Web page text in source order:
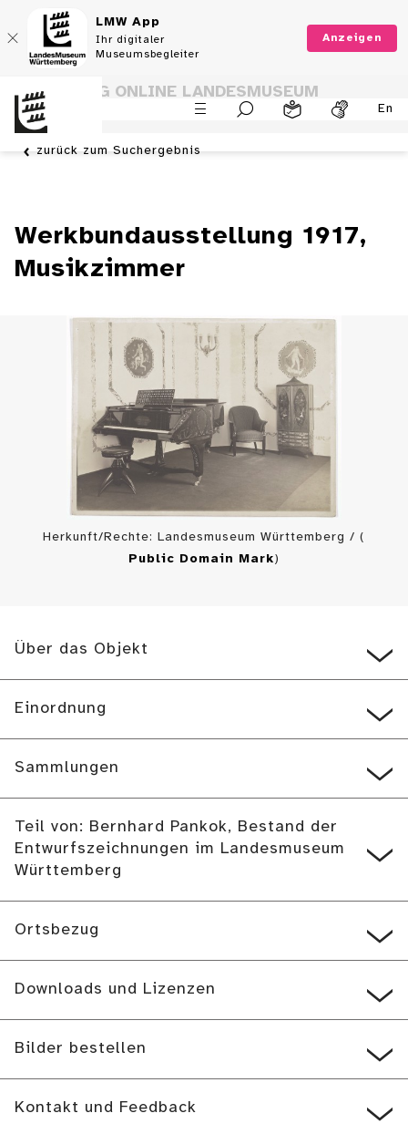
LMW App
Ihr digitaler
Museumsbegleiter
Anzeigen
En
SAMMLUNG ONLINE LANDESMUSEUM
WÜRTTEMBERG
zurück zum Suchergebnis
Werkbundausstellung 1917,
Musikzimmer
Herkunft/Rechte: Landesmuseum Württemberg / (
Public Domain Mark)
Über das Objekt
Einordnung
Sammlungen
Teil von: Bernhard Pankok, Bestand der
Entwurfszeichnungen im Landesmuseum
Württemberg
Ortsbezug
Downloads und Lizenzen
Bilder bestellen
Kontakt und Feedback